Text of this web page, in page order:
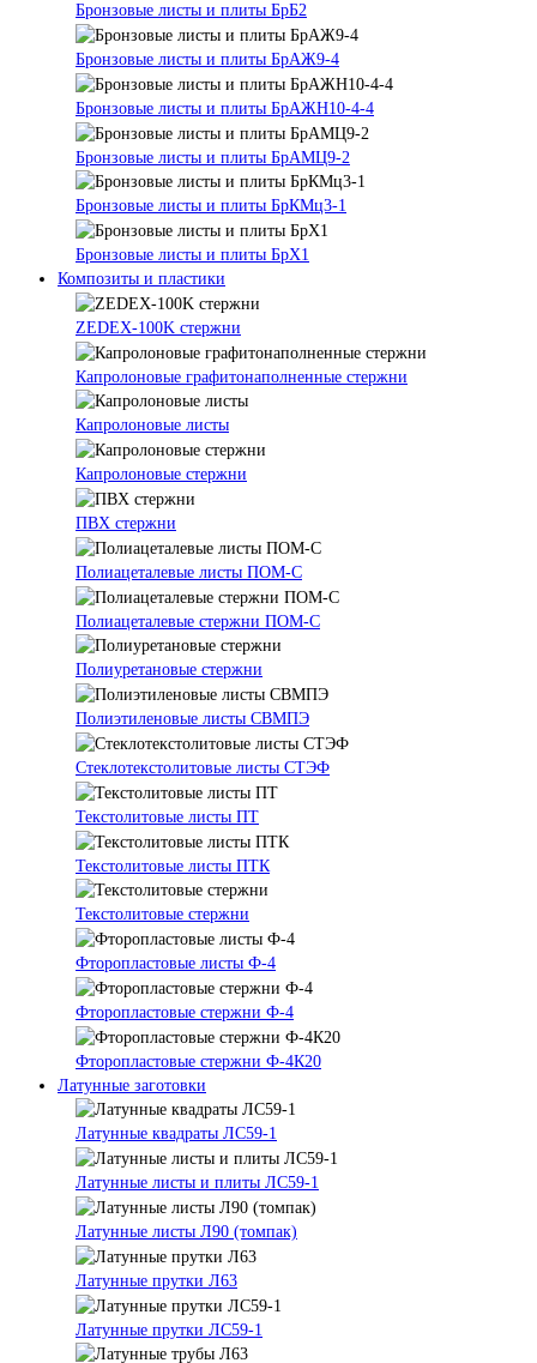
Бронзовые листы и плиты БрБ2
Бронзовые листы и плиты БрАЖ9-4
Бронзовые листы и плиты БрАЖН10-4-4
Бронзовые листы и плиты БрАМЦ9-2
Бронзовые листы и плиты БрКМц3-1
Бронзовые листы и плиты БрХ1
Композиты и пластики
ZEDEX-100K стержни
Капролоновые графитонаполненные стержни
Капролоновые листы
Капролоновые стержни
ПВХ стержни
Полиацеталевые листы ПОМ-С
Полиацеталевые стержни ПОМ-С
Полиуретановые стержни
Полиэтиленовые листы СВМПЭ
Стеклотекстолитовые листы СТЭФ
Текстолитовые листы ПТ
Текстолитовые листы ПТК
Текстолитовые стержни
Фторопластовые листы Ф-4
Фторопластовые стержни Ф-4
Фторопластовые стержни Ф-4К20
Латунные заготовки
Латунные квадраты ЛС59-1
Латунные листы и плиты ЛС59-1
Латунные листы Л90 (томпак)
Латунные прутки Л63
Латунные прутки ЛС59-1